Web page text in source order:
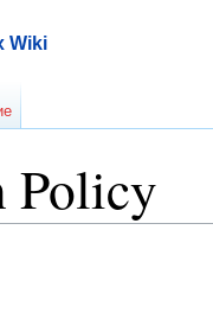
Wiki
Policy